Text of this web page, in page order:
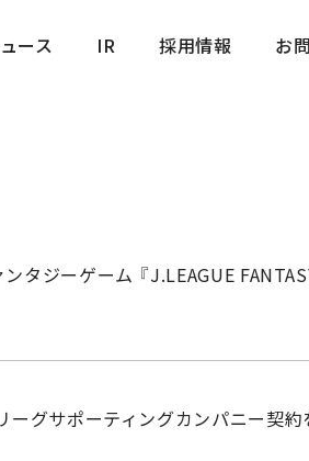
ース
IR
採用情報
お
ジーゲーム 『J.LEAGUE
グサポーティングカンパニー契約